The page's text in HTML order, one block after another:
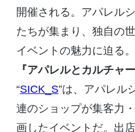
開催される。アパレル
たちが集まり、独自の
イベントの魅力に迫る。
『アパレルとカルチャ
“SICK_S”は、アパレル
連のショップが集客力
画したイベントだ。出